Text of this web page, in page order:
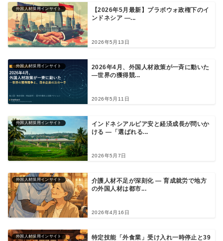
外国人材採用インサイト
【2026年5月最新】プラボウォ政権下のイ
ンドネシア ―...
2026年5月13日
外国人材採用インサイト
2026年4月、外国人材政策が一斉に動いた
―世界の獲得競...
2026年5月11日
外国人材採用インサイト
インドネシアルピア安と経済成長が問いか
ける ―「選ばれる...
2026年5月7日
外国人材採用インサイト
介護人材不足が深刻化 ― 育成就労で地方
の外国人材は都市...
2026年4月16日
外国人材採用インサイト
特定技能「外食業」受け入れ一時停止と39